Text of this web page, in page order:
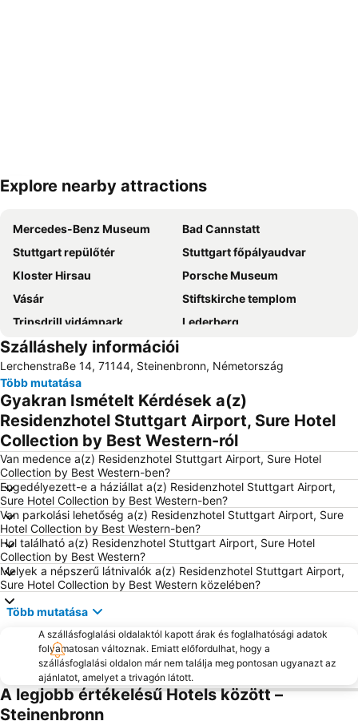
Nagy méretű térkép
Explore nearby attractions
Mercedes-Benz Museum
Bad Cannstatt
Stuttgart repülőtér
Stuttgart főpályaudvar
Kloster Hirsau
Porsche Museum
Vásár
Stiftskirche templom
Tripsdrill vidámpark
Lederberg
Märklin World of Adventure
Liederhalle Kultúrális-és Kongresszusiközpont
Régi Kastély
Botanical Garden of the Tübingen University
Altstadt Esslingen
Wasen
Leuze Mineral Bath
Mercedes-Benz Arena
Feuerbach-Mitte
Hohenzollern Castle
La Pergola
Szálláshely információi
Lerchenstraße 14, 71144, Steinenbronn, Németország
Több mutatása
Gyakran Ismételt Kérdések a(z)
Residenzhotel Stuttgart Airport, Sure Hotel
Collection by Best Western-ról
Van medence a(z) Residenzhotel Stuttgart Airport, Sure Hotel
Collection by Best Western-ben?
Engedélyezett-e a háziállat a(z) Residenzhotel Stuttgart Airport,
Sure Hotel Collection by Best Western-ben?
Van parkolási lehetőség a(z) Residenzhotel Stuttgart Airport, Sure
Hotel Collection by Best Western-ben?
Hol található a(z) Residenzhotel Stuttgart Airport, Sure Hotel
Collection by Best Western?
Melyek a népszerű látnivalók a(z) Residenzhotel Stuttgart Airport,
Sure Hotel Collection by Best Western közelében?
Több mutatása
A szállásfoglalási oldalaktól kapott árak és foglalhatósági adatok
folyamatosan változnak. Emiatt előfordulhat, hogy a
szállásfoglalási oldalon már nem találja meg pontosan ugyanazt az
ajánlatot, amelyet a trivagón látott.
A legjobb értékelésű Hotels között –
Steinenbronn